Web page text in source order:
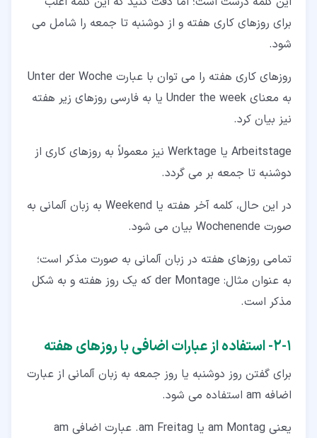
برای روزهای کاری هفته و از دوشنبه تا جمعه را شامل می
شود.
روزهای کاری هفته را می توان با عبارت Unter der Woche
به معنای Under the week یا به فارسی روزهای زیر هفته
نیز بیان کرد.
Arbeitstage یا Werktage نیز معمولاً به روزهای کاری از
دوشنبه تا جمعه بر می گردد.
در این حال، کلمه آخر هفته یا Weekend به زبان آلمانی به
صورت Wochenende بیان می شود.
تمامی روزهای هفته در زبان آلمانی به صورت مذکر است؛
به عنوان مثال: der Montage که یک روز هفته و به شکل
مذکر است.
۱‏-‏۲‏- استفاده از عبارات اضافی با روزهای هفته
برای گفتن روز دوشنبه یا روز جمعه به زبان آلمانی از عبارت
اضافه am استفاده می شود.
یعنی am Montag یا am Freitag. عبارت اضافی am